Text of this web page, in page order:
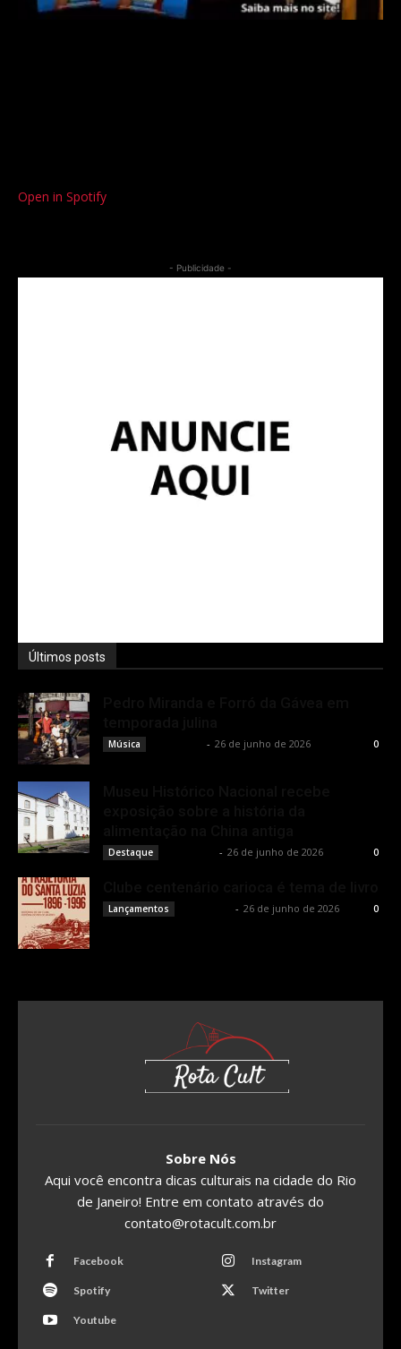
Open in Spotify
- Publicidade -
Últimos posts
Música - 26 de junho de 2026 0
Destaque - 26 de junho de 2026 0
Lançamentos - 26 de junho de 2026 0
Sobre Nós
Aqui você encontra dicas culturais na cidade do Rio
de Janeiro! Entre em contato através do
contato@rotacult.com.br
Facebook Instagram
Spotify Twitter
Youtube